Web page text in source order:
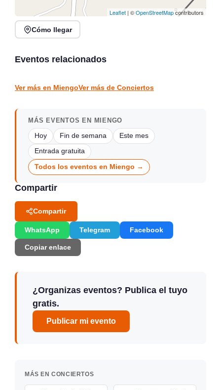
Leaflet | ©OpenStreetMapcontributors
Cómo llegar
Eventos relacionados
directo en Sarón
Sarón
Ver más en MiengoVer más de Conciertos
MÁS EVENTOS EN MIENGO
Hoy Fin de semana Este mes
Entrada gratuita
Todos los eventos en Miengo →
Compartir
Compartir
WhatsApp Telegram Facebook
Copiar enlace
¿Organizas eventos? Publica el tuyo
gratis.
Publicar mi evento
MÁS EN CONCIERTOS